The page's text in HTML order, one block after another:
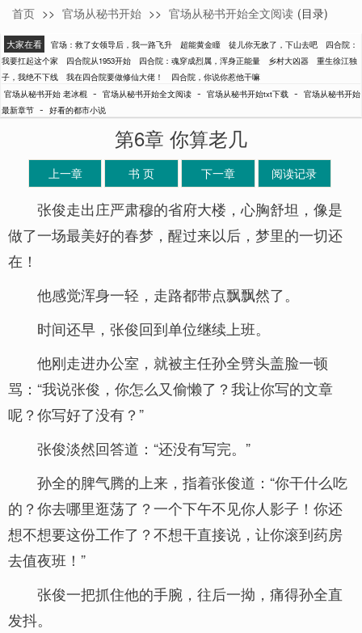
老冰棍
首页 >> 官场从秘书开始 >> 官场从秘书开始全文阅读 (目录)
大家在看 官场：救了女领导后，我一路飞升 超能黄金瞳 徒儿你无敌了，下山去吧
四合院：
我要扛起这个家
四合院从1953开始 四合院：魂穿成烈属，浑身正能量 乡村大凶器
重生徐江独
子，我绝不下线
我在四合院要做修仙大佬！
四合院，你说你惹他干嘛
官场从秘书开始 老冰棍 - 官场从秘书开始全文阅读 - 官场从秘书开始txt下载 - 官场从秘书开始
最新章节 - 好看的都市小说
第6章 你算老几
上一章 书 页 下一章 阅读记录
张俊走出庄严肃穆的省府大楼，心胸舒坦，像是
做了一场最美好的春梦，醒过来以后，梦里的一切还
在！
他感觉浑身一轻，走路都带点飘飘然了。
时间还早，张俊回到单位继续上班。
他刚走进办公室，就被主任孙全劈头盖脸一顿
骂：“我说张俊，你怎么又偷懒了？我让你写的文章
呢？你写好了没有？”
张俊淡然回答道：“还没有写完。”
孙全的脾气腾的上来，指着张俊道：“你干什么吃
的？你去哪里逛荡了？一个下午不见你人影子！你还
想不想要这份工作了？不想干直接说，让你滚到药房
去值夜班！”
张俊一把抓住他的手腕，往后一拗，痛得孙全直
发抖。